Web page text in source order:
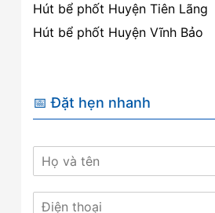
Hút bể phốt Huyện Tiên Lãng
Hút bể phốt Huyện Vĩnh Bảo
📅 Đặt hẹn nhanh